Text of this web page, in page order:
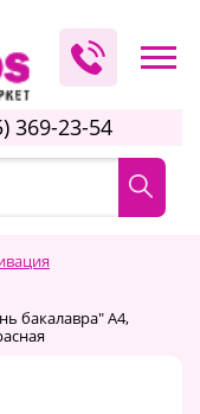
369-23-54
бакалавра" А4,